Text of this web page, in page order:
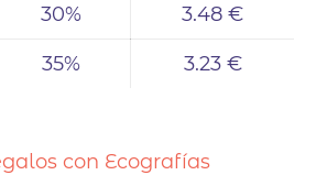
30% 3.48 €
35% 3.23 €
con Ecografías